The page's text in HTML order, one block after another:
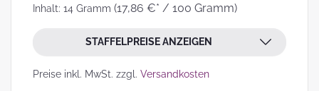
Inhalt: 14 Gramm (17,86 €* / 100 Gramm)
STAFFELPREISE ANZEIGEN
Preise inkl. MwSt. zzgl. Versandkosten